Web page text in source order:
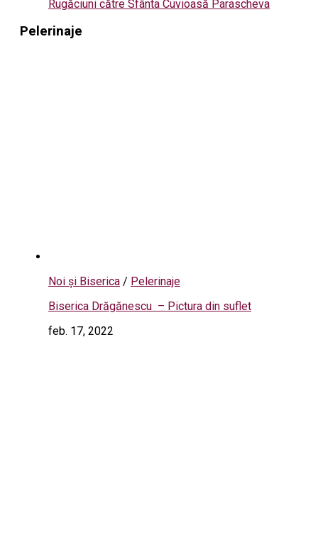
Rugăciuni către Sfânta Cuvioasă Parascheva
Pelerinaje
Noi și Biserica / Pelerinaje
Biserica Drăgănescu – Pictura din suflet
feb. 17, 2022